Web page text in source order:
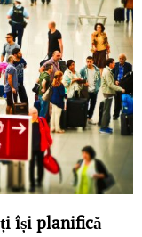
își planifică